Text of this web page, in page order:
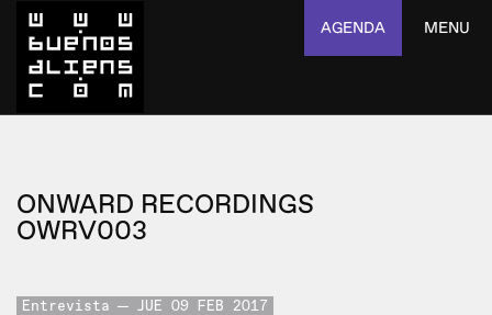
AGENDA MENU
ONWARD RECORDINGS
OWRV003
Entrevista JUE 09 FEB 2017